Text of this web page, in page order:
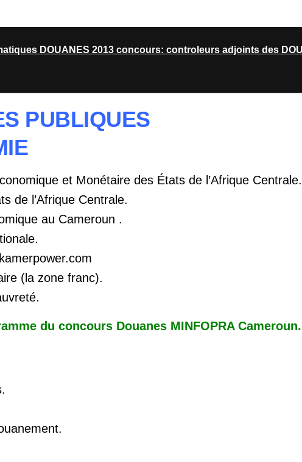
DOUANES 2013 concours: controleurs adjoints des
PUBLIQUES
et Monétaire des États de l’Afrique Centrale.
de l’Afrique Centrale.
au Cameroun .
(la zone franc).
du concours Douanes MINFOPRA Cameroun.